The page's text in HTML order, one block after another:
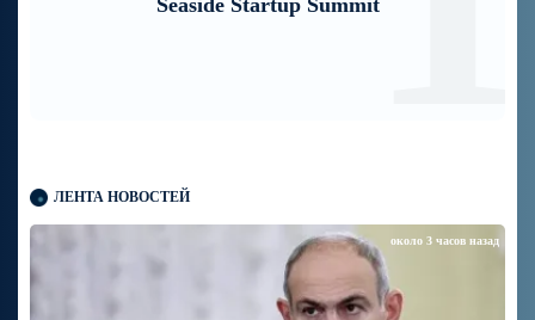
ЛЕНТА НОВОСТЕЙ
около 3 часов назад
теперь можно зарегистрироваться также с